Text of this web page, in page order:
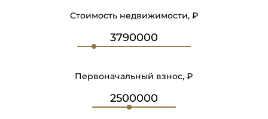
Стоимость недвижимости, ₽
Первоначальный взнос, ₽